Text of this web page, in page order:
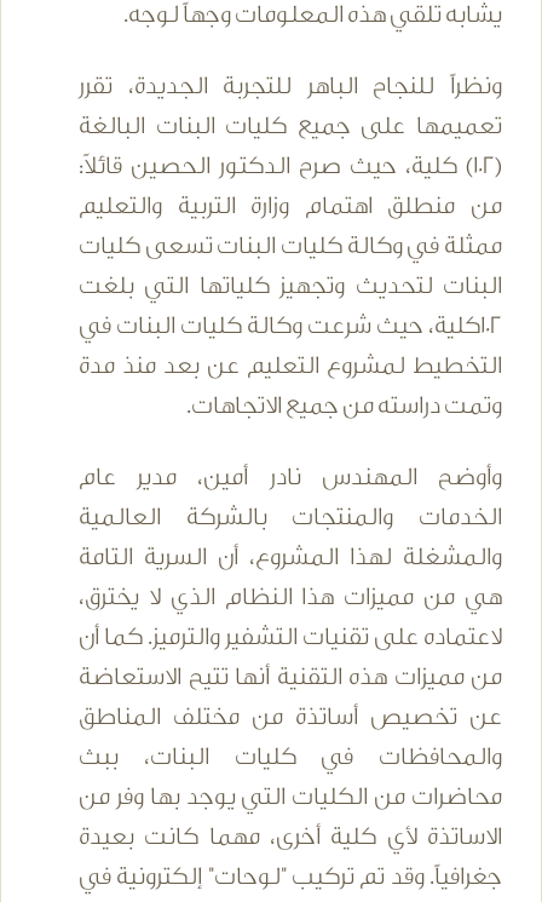
يشابه تلقي هذه المعلومات وجهاً لوجه.
ونظراً للنجاح الباهر للتجربة الجديدة، تقرر
تعميمها على جميع كليات البنات البالغة
(102) كلية، حيث صرح الدكتور الحصين قائلاً:
من منطلق اهتمام وزارة التربية والتعليم
ممثلة في وكالة كليات البنات تسعى كليات
البنات لتحديث وتجهيز كلياتها التي بلغت
102كلية، حيث شرعت وكالة كليات البنات في
التخطيط لمشروع التعليم عن بعد منذ مدة
وتمت دراسته من جميع الاتجاهات.
وأوضح المهندس نادر أمين، مدير عام
الخدمات والمنتجات بالشركة العالمية
والمشغلة لهذا المشروع، أن السرية التامة
هي من مميزات هذا النظام الذي لا يخترق،
لاعتماده على تقنيات التشفير والترميز. كما أن
من مميزات هذه التقنية أنها تتيح الاستعاضة
عن تخصيص أساتذة من مختلف المناطق
والمحافظات في كليات البنات، ببث
محاضرات من الكليات التي يوجد بها وفر من
الاساتذة لأي كلية أخرى، مهما كانت بعيدة
جغرافياً. وقد تم تركيب "لوحات" إلكترونية في